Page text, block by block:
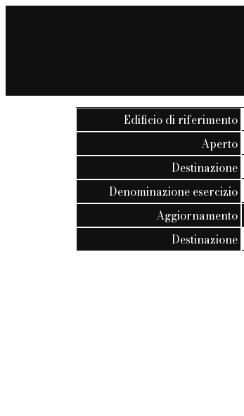
Edificio di riferimento
Aperto
Destinazione
Denominazione esercizio
Aggiornamento
Destinazione